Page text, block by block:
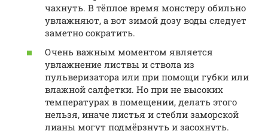
чахнуть. В тёплое время монстеру обильно
увлажняют, а вот зимой дозу воды следует
заметно сократить.
Очень важным моментом является
увлажнение листвы и ствола из
пульверизатора или при помощи губки или
влажной салфетки. Но при не высоких
температурах в помещении, делать этого
нельзя, иначе листья и стебли заморской
лианы могут подмёрзнуть и засохнуть.